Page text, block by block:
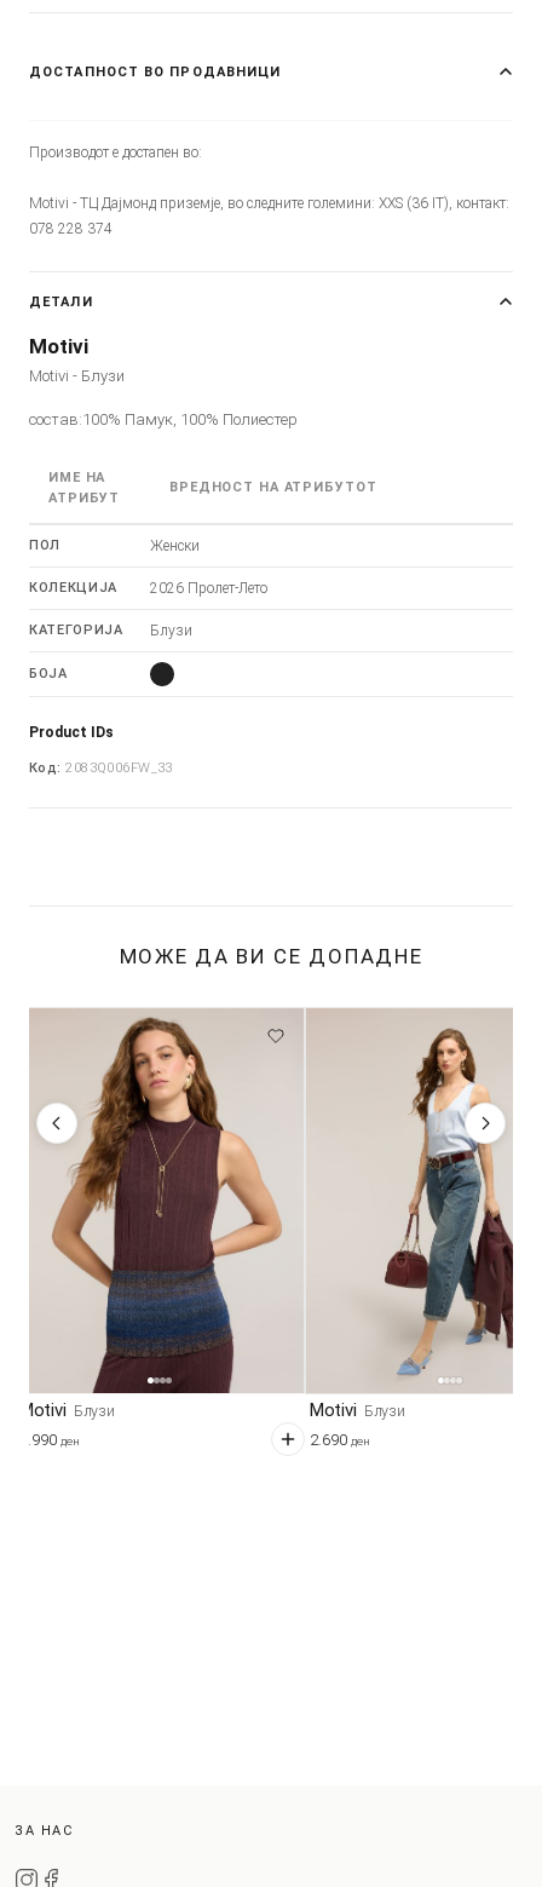
ДОСТАПНОСТ ВО ПРОДАВНИЦИ
Производот е достапен во:
Motivi - ТЦ Дајмонд приземје, во следните големини: XXS (36 IT), контакт:
078 228 374
ДЕТАЛИ
Motivi
Motivi - Блузи
состав:100% Памук, 100% Полиестер
ИМЕ НА
АТРИБУТ
ВРЕДНОСТ НА АТРИБУТОТ
ПОЛ Женски
КОЛЕКЦИЈА 2026 Пролет-Лето
КАТЕГОРИЈА Блузи
БОЈА
Product IDs
Код: 2083Q006FW_33
МОЖЕ ДА ВИ СЕ ДОПАДНЕ
Motivi Блузи
3.990 ден
Motivi Блузи
2.690 ден
ЗА НАС